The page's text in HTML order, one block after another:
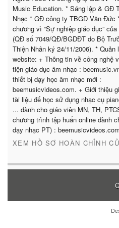
Music Education. * Sáng lập & GĐ
Nhạc * GĐ công ty TBGD Văn Đức
chương vì “Sự nghiệp giáo dục”
(QĐ số 7049/QĐ/BGDĐT do Bộ
Thiện Nhân ký 24/11/2006). * Quản
website: + Thông tin về công nghệ
tiện giáo dục âm nhạc :
thiết bị dạy học âm nhạc mới :
beemusicvideos.com. + Giới thiệu
tài liệu để học sử dụng nhạc cụ
... dành cho giáo viên MN, TH,
chương trình tập huấn online dành
dạy nhạc PT) : beemusicvideos.com
XEM HỒ SƠ HOÀN CHỈNH